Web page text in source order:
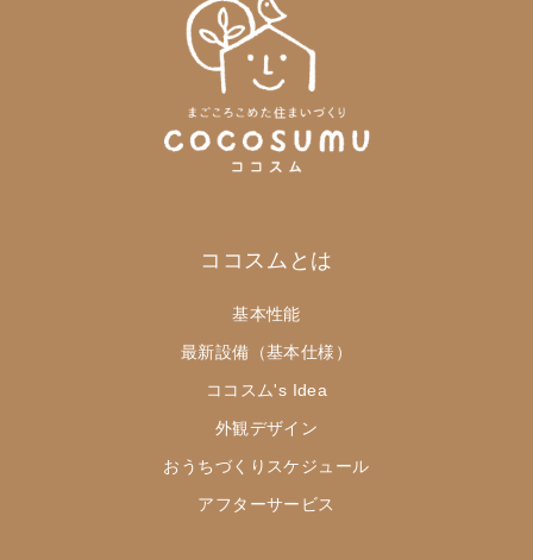
ココスムとは
基本性能
最新設備（基本仕様）
ココスム's Idea
外観デザイン
おうちづくりスケジュール
アフターサービス